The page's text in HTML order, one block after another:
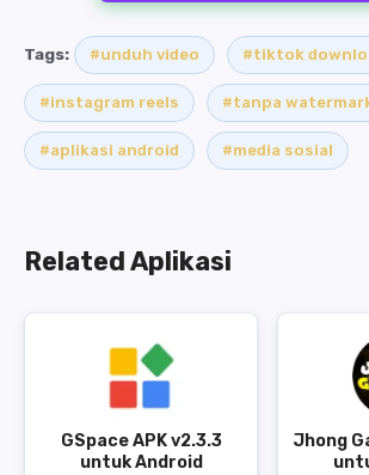
Tags: #unduh video #tiktok
#instagram reels #tanpa
#aplikasi android #media sosial
Related Aplikasi
GSpace APK v2.3.3
untuk Android
Jhong